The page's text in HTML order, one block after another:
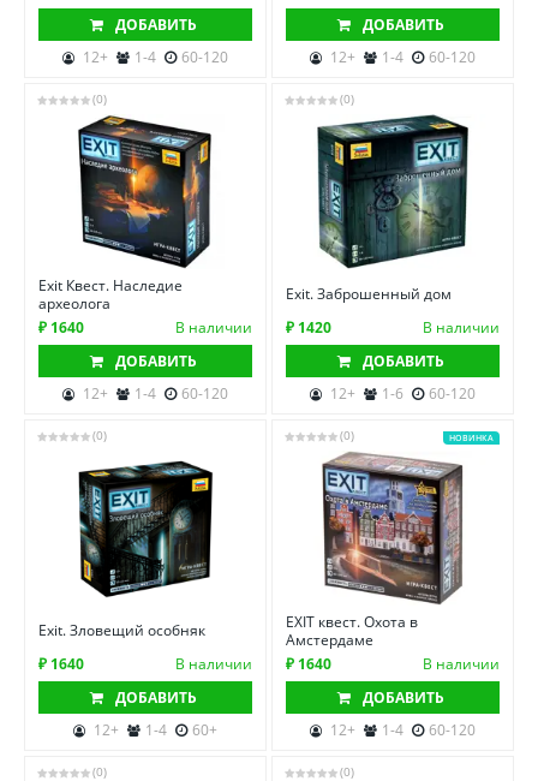
ДОБАВИТЬ
12+
1-4 60-120
ДОБАВИТЬ
12+
1-4 60-120
(0)
Exit Квест. Наследие
археолога
₽ 1640
В наличии
ДОБАВИТЬ
12+
1-4 60-120
(0)
Exit. Заброшенный дом
₽ 1420
В наличии
ДОБАВИТЬ
12+
1-6 60-120
(0)
Exit. Зловещий особняк
₽ 1640
В наличии
ДОБАВИТЬ
12+
1-4 60+
(0) НОВИНКА
EXIT квест. Охота в
Амстердаме
₽ 1640
В наличии
ДОБАВИТЬ
12+
1-4 60-120
(0) (0)